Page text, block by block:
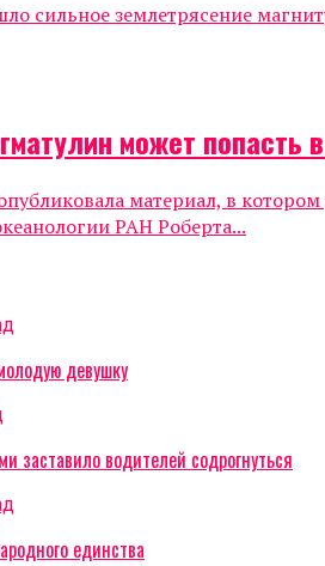
сильное землетрясение
может попасть
материал, в
РАН Роберта...
девушку
заставило водителей содрогнуться
единства